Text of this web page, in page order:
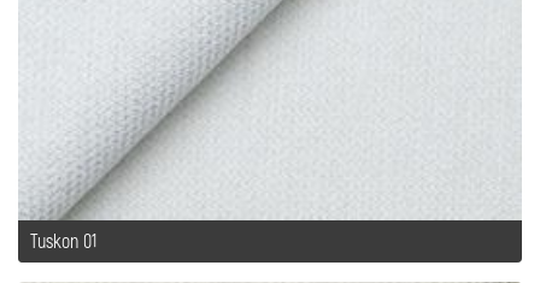
Tuskon 01